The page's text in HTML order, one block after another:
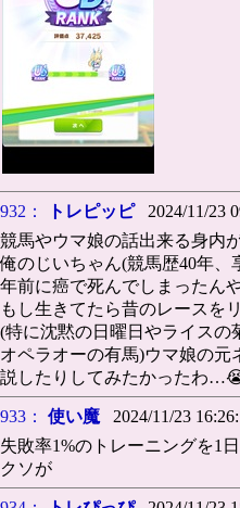
932： トレピッピ2024/11/23
競馬やウマ娘の話出来る身内
俺のじいちゃん(競馬歴40年、
年前に癌で死んでしまったん
もし生きてたら昔のレースを
(特に沈黙の日曜日やライスの
オペラオーの有馬)ウマ娘の元
説したりしてみたかったわ
933： 使い魔 2024/11/23
失敗率1%のトレーニングを1
クソが